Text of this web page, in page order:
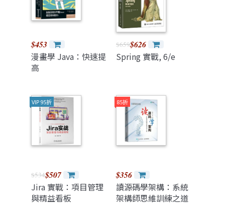
$453
漫畫學 Java：快速提
高
$659$626
Spring 實戰, 6/e
VIP 95折
$534$507
Jira 實戰：項目管理
與精益看板
85折
$356
讀源碼學架構：系統
架構師思維訓練之道